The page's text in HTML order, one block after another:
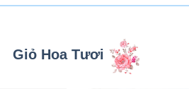
Giỏ Hoa Tươi